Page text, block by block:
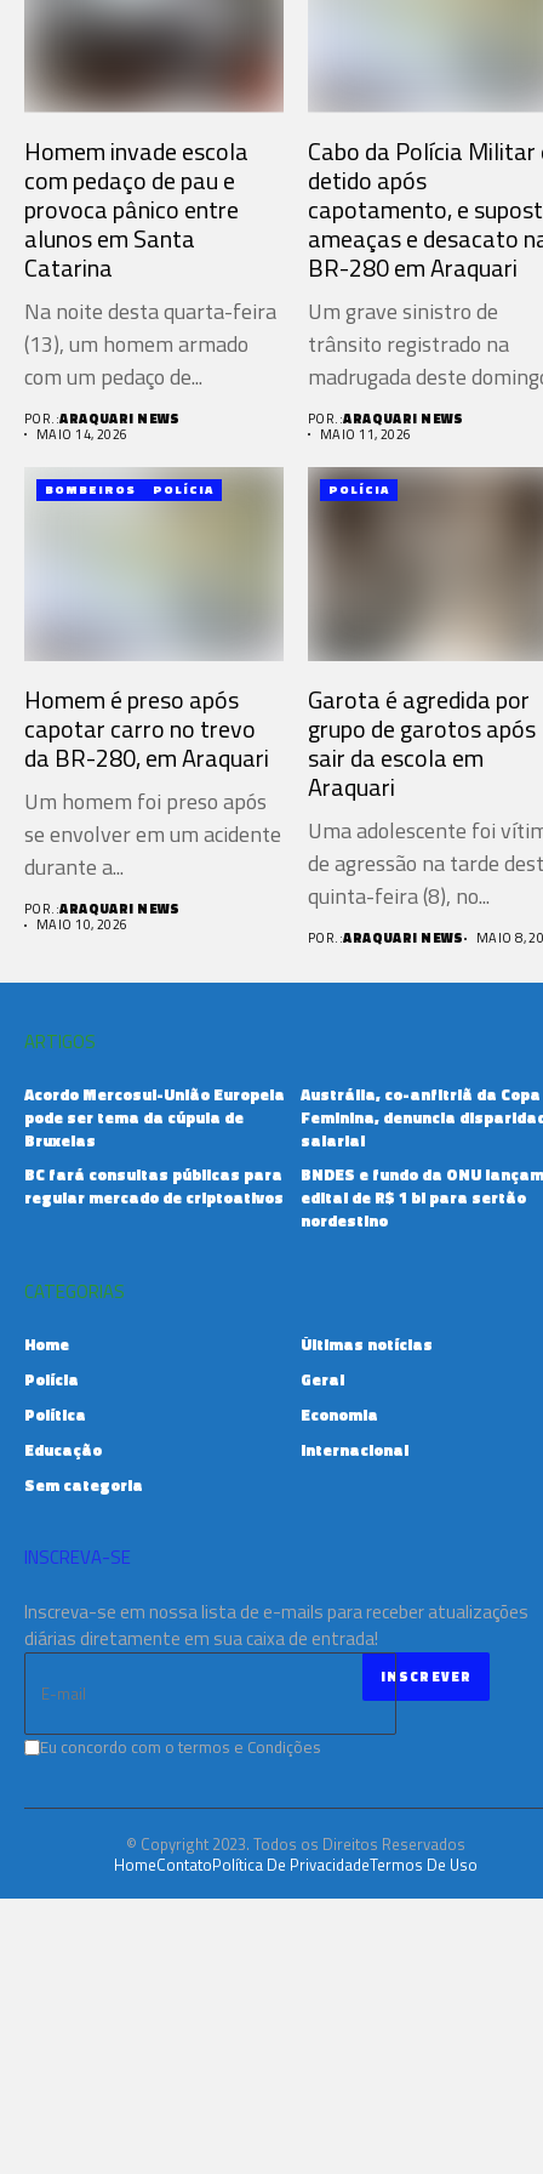
Homem invade escola
com pedaço de pau e
provoca pânico entre
alunos em Santa
Catarina
Na noite desta quarta-feira
(13), um homem armado
com um pedaço de...
POR.:ARAQUARI NEWS
MAIO 14, 2026
Cabo da Polícia Militar
detido após
capotamento, e
ameaças e desacato
BR-280 em Araquari
Um grave sinistro de
trânsito registrado na
madrugada deste
(10), na...
POR.:ARAQUARI NEWS
MAIO 11, 2026
BOMBEIROS POLÍCIA
Homem é preso após
capotar carro no trevo
da BR-280, em Araquari
Um homem foi preso após
se envolver em um acidente
durante a...
POR.:ARAQUARI NEWS
MAIO 10, 2026
POLÍCIA
Garota é agredida por
grupo de garotos após
sair da escola em
Araquari
Uma adolescente foi
de agressão na tarde
quinta-feira (8), no...
POR.:ARAQUARI NEWS MAIO 8,
ARTIGOS
Acordo Mercosul-União Europeia
pode ser tema da cúpula de
Bruxelas
Austrália, co-anfitriã da Copa
Feminina, denuncia
salarial
BC fará consultas públicas para
regular mercado de criptoativos
BNDES e fundo da ONU lançam
edital de R$ 1 bi para sertão
nordestino
CATEGORIAS
Home
Últimas notícias
Polícia
Geral
Política
Economia
Educação
Internacional
Sem categoria
INSCREVA-SE
Inscreva-se em nossa lista de e-mails para receber atualizações
diárias diretamente em sua caixa de entrada!
Eu concordo com o termos e Condições
© Copyright 2023. Todos os Direitos Reservados
HomeContatoPolítica De PrivacidadeTermos De Uso